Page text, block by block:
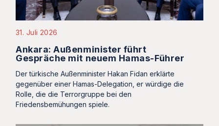
31. Juli 2026
Ankara: Außenminister führt
Gespräche mit neuem Hamas-Führer
Der türkische Außenminister Hakan Fidan erklärte
gegenüber einer Hamas-Delegation, er würdige die
Rolle, die die Terrorgruppe bei den
Friedensbemühungen spiele.